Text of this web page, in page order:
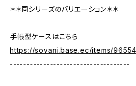
＊＊同シリーズのバリエーション＊＊
手帳型ケースはこちら
https://sovani.base.ec/items/
------------------------------------